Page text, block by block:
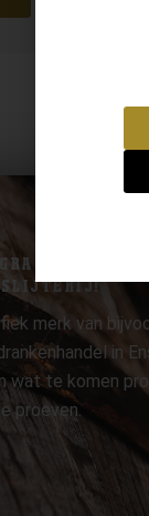
SLIJTERIJ!
merk van
in
wat te komen
proeven.